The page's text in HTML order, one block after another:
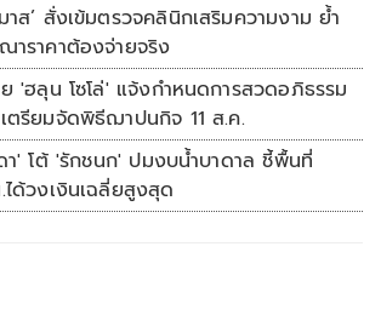
าส’ สั่งเข้มตรวจคลินิกเสริมความงาม ย้ำ
าราคาต้องจ่ายจริง
'ฮลุน โซโล่' แจ้งกำหนดการสวดอภิธรรม
ตรียมจัดพิธีฌาปนกิจ 11 ส.ค.
' โต้ 'รักชนก' ปมงบน้ำบาดาล ชี้พื้นที่
ได้วงเงินเฉลี่ยสูงสุด